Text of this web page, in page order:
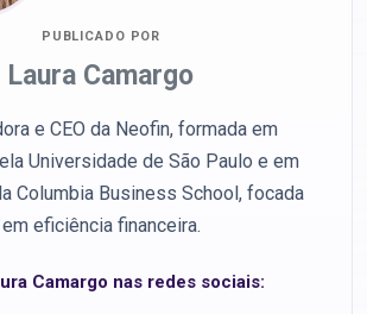
PUBLICADO POR
Laura Camargo
e CEO da Neofin, formada em
Universidade de São Paulo e em
Columbia Business School, focada
em eficiência financeira.
Camargo nas redes sociais: